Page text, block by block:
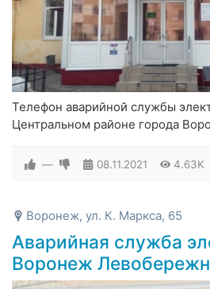
Телефон аварийной службы
Центральном районе города
— 08.11.2021 4.63K
Воронеж, ул. К. Маркса, 65
Аварийная служба
Воронеж